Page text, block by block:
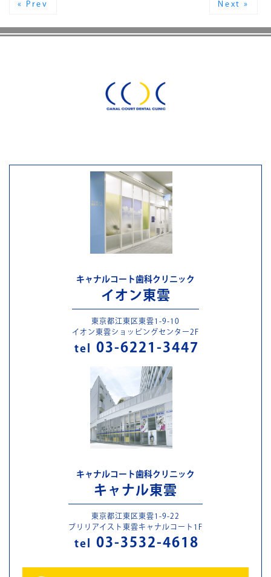
« Prev Next »
キャナルコート歯科クリニック
イオン東雲
東京都江東区東雲1-9-10
イオン東雲ショッピングセンター2F
tel 03-6221-3447
キャナルコート歯科クリニック
キャナル東雲
東京都江東区東雲1-9-22
ブリリアイスト東雲キャナルコート1F
tel 03-3532-4618